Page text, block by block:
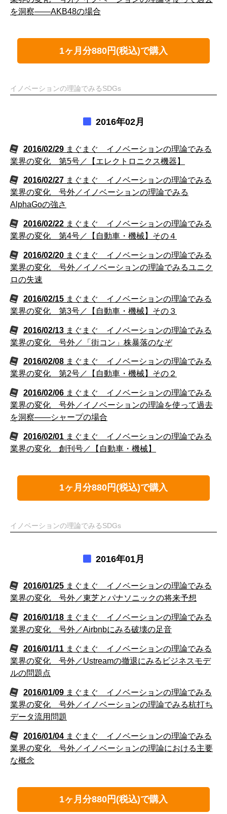
を洞察――AKB48の場合
1ヶ月分880円(税込)で購入
イノベーションの理論でみるSDGs
2016年02月
2016/02/29 まぐまぐ イノベーションの理論でみる
業界の変化 第5号／【エレクトロニクス機器】
2016/02/27 まぐまぐ イノベーションの理論でみる
業界の変化 号外／イノベーションの理論でみる
AlphaGoの強さ
2016/02/22 まぐまぐ イノベーションの理論でみる
業界の変化 第4号／【自動車・機械】その４
2016/02/20 まぐまぐ イノベーションの理論でみる
業界の変化 号外／イノベーションの理論でみるユニク
ロの失速
2016/02/15 まぐまぐ イノベーションの理論でみる
業界の変化 第3号／【自動車・機械】その３
2016/02/13 まぐまぐ イノベーションの理論でみる
業界の変化 号外／「街コン」株暴落のなぞ
2016/02/08 まぐまぐ イノベーションの理論でみる
業界の変化 第2号／【自動車・機械】その２
2016/02/06 まぐまぐ イノベーションの理論でみる
業界の変化 号外／イノベーションの理論を使って過去
を洞察――シャープの場合
2016/02/01 まぐまぐ イノベーションの理論でみる
業界の変化 創刊号／【自動車・機械】
1ヶ月分880円(税込)で購入
イノベーションの理論でみるSDGs
2016年01月
2016/01/25 まぐまぐ イノベーションの理論でみる
業界の変化 号外／東芝とパナソニックの将来予想
2016/01/18 まぐまぐ イノベーションの理論でみる
業界の変化 号外／Airbnbにみる破壊の足音
2016/01/11 まぐまぐ イノベーションの理論でみる
業界の変化 号外／Ustreamの撤退にみるビジネスモデ
ルの問題点
2016/01/09 まぐまぐ イノベーションの理論でみる
業界の変化 号外／イノベーションの理論でみる杭打ち
データ流用問題
2016/01/04 まぐまぐ イノベーションの理論でみる
業界の変化 号外／イノベーションの理論における主要
な概念
1ヶ月分880円(税込)で購入